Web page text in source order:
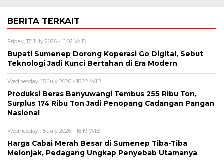
BERITA TERKAIT
Friday, 17 July 2026 - 11:02 WIB
Bupati Sumenep Dorong Koperasi Go Digital, Sebut
Teknologi Jadi Kunci Bertahan di Era Modern
Wednesday, 15 July 2026 - 18:22 WIB
Produksi Beras Banyuwangi Tembus 255 Ribu Ton,
Surplus 174 Ribu Ton Jadi Penopang Cadangan Pangan
Nasional
Wednesday, 15 July 2026 - 18:19 WIB
Harga Cabai Merah Besar di Sumenep Tiba-Tiba
Melonjak, Pedagang Ungkap Penyebab Utamanya